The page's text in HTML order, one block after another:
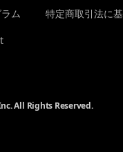
ム 特定商取引法に
All Rights Reserved.